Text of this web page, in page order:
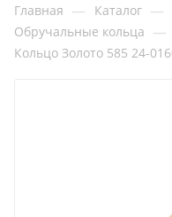
Главная — Каталог —
Обручальные кольца —
Кольцо Золото 585 24-